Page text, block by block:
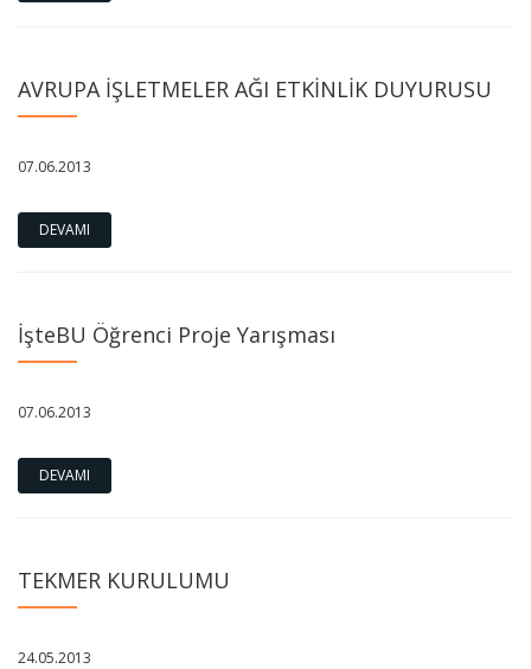
AVRUPA İŞLETMELER AĞI ETKİNLİK DUYURUSU
07.06.2013
DEVAMI
İşteBU Öğrenci Proje Yarışması
07.06.2013
DEVAMI
TEKMER KURULUMU
24.05.2013